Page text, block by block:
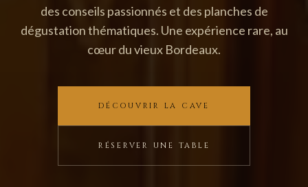
des conseils passionnés et des planches de
dégustation thématiques. Une expérience rare, au
cœur du vieux Bordeaux.
DÉCOUVRIR LA CAVE
RÉSERVER UNE TABLE